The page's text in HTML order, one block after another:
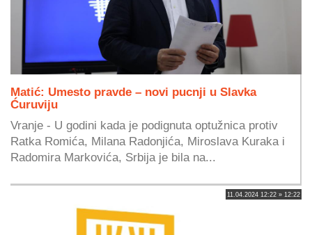
Matić: Umesto pravde – novi pucnji u Slavka
Ćuruviju
Vranje - U godini kada je podignuta optužnica protiv
Ratka Romića, Milana Radonjića, Miroslava Kuraka i
Radomira Markovića, Srbija je bila na...
11.04.2024 12:22 » 12:22